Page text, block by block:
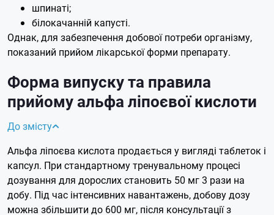
шпинаті;
білокачанній капусті.
Однак, для забезпечення добової потреби організму,
показаний прийом лікарської форми препарату.
Форма випуску та правила
прийому альфа ліпоєвої кислоти
До змісту
Альфа ліпоєва кислота продається у вигляді таблеток і
капсул. При стандартному тренувальному процесі
дозування для дорослих становить 50 мг 3 рази на
добу. Під час інтенсивних навантажень, добову дозу
можна збільшити до 600 мг, після консультації з